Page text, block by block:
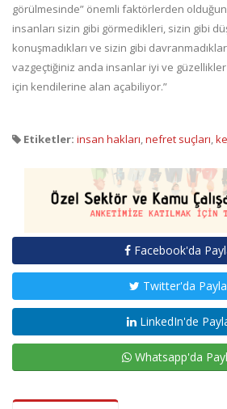
görülmesinde” önemli faktörlerden
insanları sizin gibi görmedikleri, sizin gibi
konuşmadıkları ve sizin gibi
vazgeçtiğiniz anda insanlar iyi ve
için kendilerine alan açabiliyor.”
Etiketler: insan hakları,nefret suçları,
Facebook'da
Twitter'da
LinkedIn'de
Whatsapp'da